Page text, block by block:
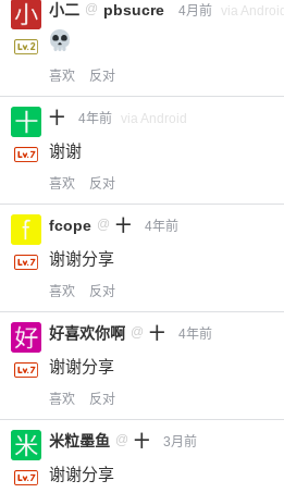
小二 @ pbsucre 4月前 via Android
喜欢 反对
十 4年前 via Android
谢谢
喜欢 反对
fcope @ 十 4年前
谢谢分享
喜欢 反对
好喜欢你啊 @ 十 4年前
谢谢分享
喜欢 反对
米粒墨鱼 @ 十 3月前
谢谢分享